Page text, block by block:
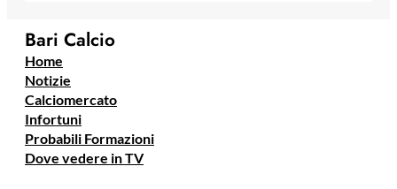
Bari Calcio
Home
Notizie
Calciomercato
Infortuni
Probabili Formazioni
Dove vedere in TV